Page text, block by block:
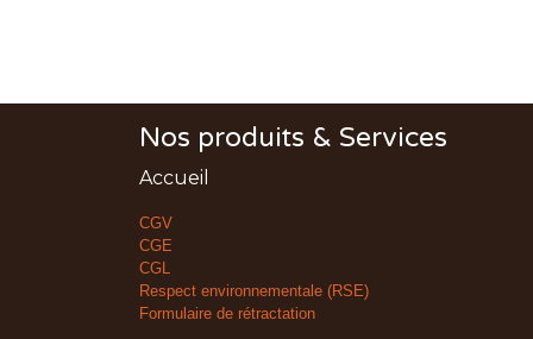
Nos produits & Services
Accueil
CGV
CGE
CGL
Respect environnementale (RSE)
Formulaire de rétractation